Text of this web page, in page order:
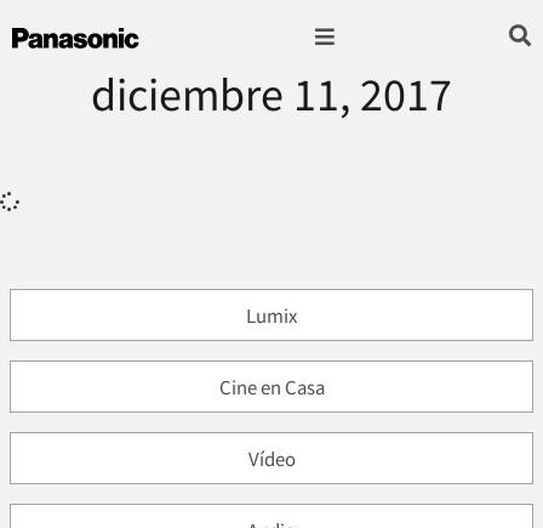
diciembre 11, 2017
Lumix
Cine en Casa
Vídeo